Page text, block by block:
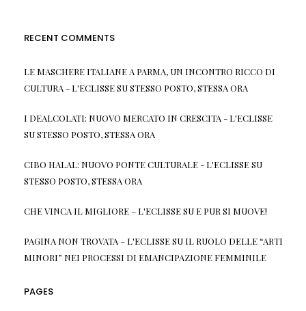
RECENT COMMENTS
LE MASCHERE ITALIANE A PARMA, UN INCONTRO RICCO DI
CULTURA - L'ECLISSESUSTESSO POSTO, STESSA ORA
I DEALCOLATI: NUOVO MERCATO IN CRESCITA - L'ECLISSE
SUSTESSO POSTO, STESSA ORA
CIBO HALAL: NUOVO PONTE CULTURALE - L'ECLISSESU
STESSO POSTO, STESSA ORA
CHE VINCA IL MIGLIORE – L'ECLISSESU E PUR SI MUOVE!
PAGINA NON TROVATA – L'ECLISSESU IL RUOLO DELLE “ARTI
MINORI” NEI PROCESSI DI EMANCIPAZIONE FEMMINILE
PAGES